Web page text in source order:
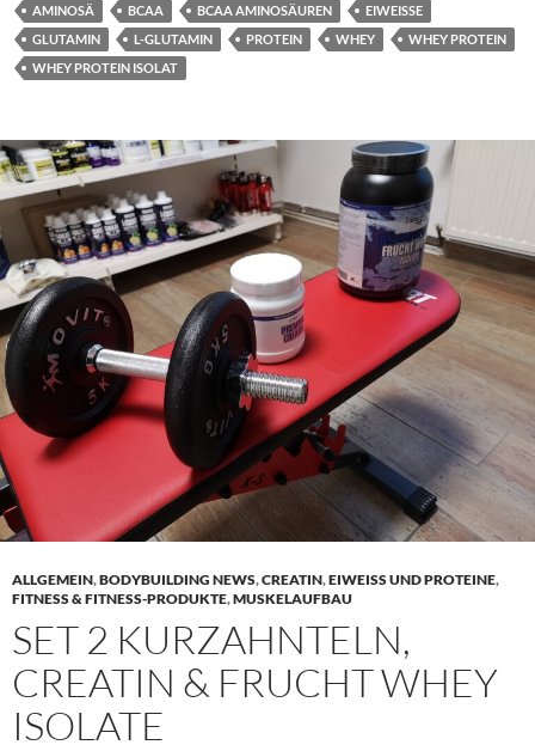
AMINOSÄ BCAA BCAA AMINOSÄUREN
EIWEISSE
GLUTAMIN
L-GLUTAMIN PROTEIN WHEY
WHEY PROTEIN
WHEY PROTEIN ISOLAT
ALLGEMEIN,BODYBUILDING NEWS,CREATIN,EIWEISS UND PROTEINE,
FITNESS & FITNESS-PRODUKTE,MUSKELAUFBAU
SET 2 KURZAHNTELN,
CREATIN & FRUCHT WHEY
ISOLATE